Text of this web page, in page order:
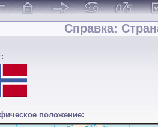
Справка:
положение: